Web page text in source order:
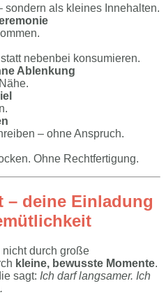
sondern als kleines Innehalten.
nebenbei konsumieren.
Ablenkung
– ohne Anspruch.
Ohne Rechtfertigung.
– deine Einladung
durch große
kleine, bewusste Momente.
sagt: Ich darf langsamer. Ich